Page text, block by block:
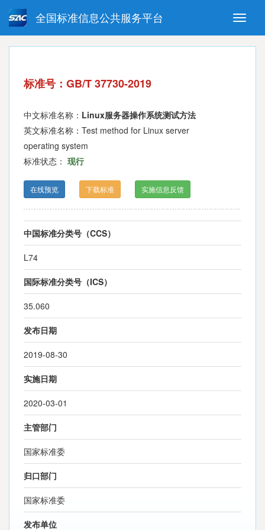
Toggle
全国标准信息公共服务平台
强制性国家标准 推荐性国家标准
指导性技术文件 (National standards in foreign
标准号：GB/T 37730-2019
中文标准名称： Linux服务器操作系统测试方法
英文标准名称：Test method for Linux server
operating system
标准状态： 现行
在线预览 下载标准 实施信息反馈
中国标准分类号（CCS）
L74
国际标准分类号（ICS）
35.060
发布日期
2019-08-30
实施日期
2020-03-01
主管部门
国家标准委
归口部门
国家标准委
发布单位